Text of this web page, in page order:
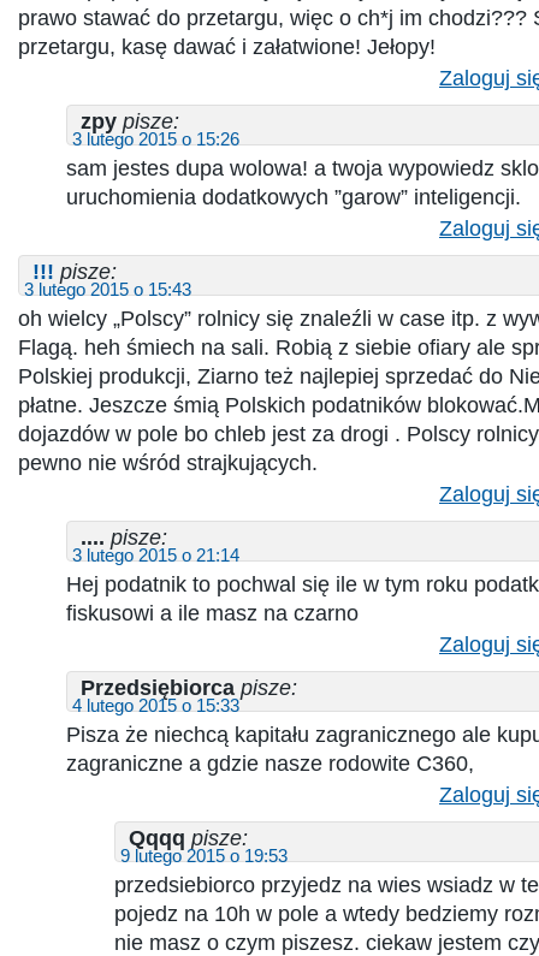
prawo stawać do przetargu, więc o ch*j im chodzi???
przetargu, kasę dawać i załatwione! Jełopy!
Zaloguj
zpy pisze:
3 lutego 2015 o 15:26
sam jestes dupa wolowa! a twoja wypowiedz
uruchomienia dodatkowych ”garow” inteligencji.
Zaloguj
!!! pisze:
3 lutego 2015 o 15:43
oh wielcy „Polscy” rolnicy się znaleźli w case itp. z
Flagą. heh śmiech na sali. Robią z siebie ofiary ale
Polskiej produkcji, Ziarno też najlepiej sprzedać do
płatne. Jeszcze śmią Polskich podatników
dojazdów w pole bo chleb jest za drogi . Polscy
pewno nie wśród strajkujących.
Zaloguj
.... pisze:
3 lutego 2015 o 21:14
Hej podatnik to pochwal się ile w tym roku
fiskusowi a ile masz na czarno
Zaloguj
Przedsiębiorca pisze:
4 lutego 2015 o 15:33
Pisza że niechcą kapitału zagranicznego ale
zagraniczne a gdzie nasze rodowite C360,
Zaloguj
Qqqq pisze:
9 lutego 2015 o 19:53
przedsiebiorco przyjedz na wies wsiadz w
pojedz na 10h w pole a wtedy bedziemy
nie masz o czym piszesz. ciekaw jestem